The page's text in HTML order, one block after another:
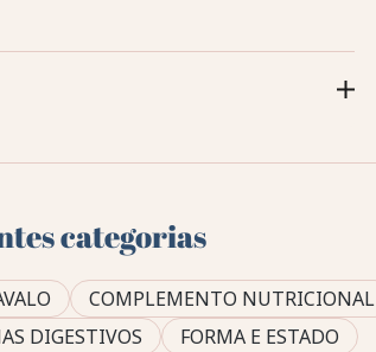
categorias
COMPLEMENTO NUTRICIONAL
DIGESTIVOS FORMA E ESTADO